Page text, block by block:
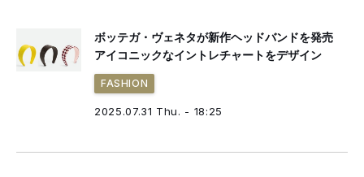
ボッテガ・ヴェネタが新作ヘッドバンドを発売
アイコニックなイントレチャートをデザイン
FASHION
2025.07.31 Thu. - 18:25